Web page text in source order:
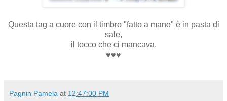
Questa tag a cuore con il timbro "fatto a mano" è in pasta di
sale,
il tocco che ci mancava.
♥♥♥
Pagnin Pamela at 12:47:00 PM